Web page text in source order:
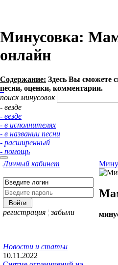
Минусовка:
онлайн
Содержание: Здесь Вы сможете
песни, оценки, комментарии.
поиск минусовок
- везде
- везде
- в исполнителях
- в названии песни
- расширенный
- помощь
Личный кабинет
регистрация ¦ забыли
Новости и статьи
10.11.2022